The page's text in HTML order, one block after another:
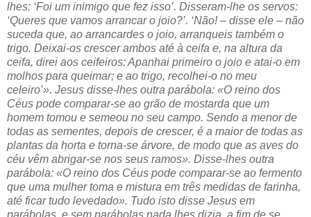
lhes: ‘Foi um inimigo que fez isso’. Disseram-lhe os servos:
‘Queres que vamos arrancar o joio?’. ‘Não! – disse ele – não
suceda que, ao arrancardes o joio, arranqueis também o
trigo. Deixai-os crescer ambos até à ceifa e, na altura da
ceifa, direi aos ceifeiros: Apanhai primeiro o joio e atai-o em
molhos para queimar; e ao trigo, recolhei-o no meu
celeiro’». Jesus disse-lhes outra parábola: «O reino dos
Céus pode comparar-se ao grão de mostarda que um
homem tomou e semeou no seu campo. Sendo a menor de
todas as sementes, depois de crescer, é a maior de todas as
plantas da horta e torna-se árvore, de modo que as aves do
céu vêm abrigar-se nos seus ramos». Disse-lhes outra
parábola: «O reino dos Céus pode comparar-se ao fermento
que uma mulher toma e mistura em três medidas de farinha,
até ficar tudo levedado». Tudo isto disse Jesus em